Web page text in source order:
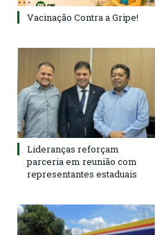
Vacinação Contra a Gripe!
Lideranças reforçam
parceria em reunião com
representantes estaduais